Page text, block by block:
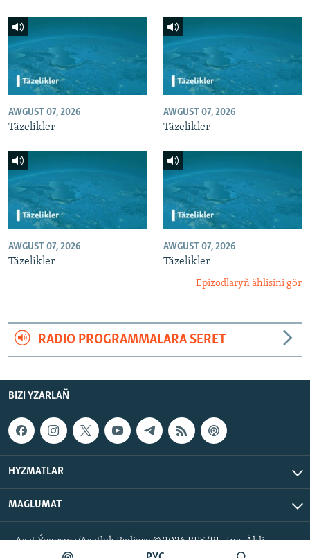
AWGUST 07, 2026
Täzelikler
AWGUST 07, 2026
Täzelikler
AWGUST 07, 2026
Täzelikler
AWGUST 07, 2026
Täzelikler
Epizodlaryň ählisini gör
RADIO PROGRAMMALARA SERET
BIZI YZARLAŇ
HYZMATLAR
MAGLUMAT
Azat Ýewropa/Azatlyk Radiosy © 2026 RFE/RL, Inc. Ähli
hukuklar goralan.